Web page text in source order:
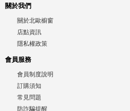
關於我們
關於北歐櫥窗
店點資訊
隱私權政策
會員服務
會員制度說明
訂購須知
常見問題
防詐騙提醒